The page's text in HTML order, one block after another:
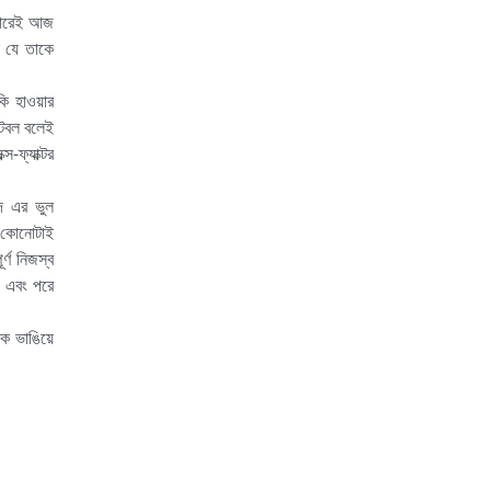
আজ
তাকে
হাওয়ার
বলেই
ফ্যাক্টর
এর ভুল
নিজস্ব
এবং পরে
ভাঙিয়ে